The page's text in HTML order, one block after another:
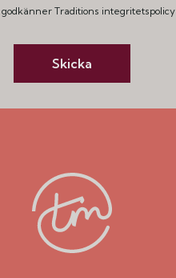
godkänner Traditions integritetspolicy
Skicka